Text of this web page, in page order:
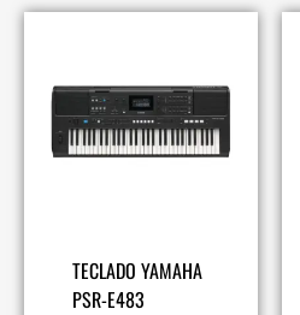
TECLADO YAMAHA
PSR-E483